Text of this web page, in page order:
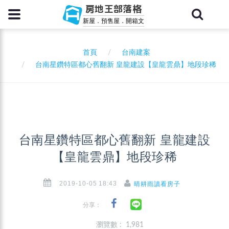
房地王部落格
新屋．預售屋．開箱文
首頁
台南建案
台南星鑽特區都心舊翻新 皇龍建設【皇龍雲鼎】地段珍稀
台南星鑽特區都心舊翻新 皇龍建設
【皇龍雲鼎】地段珍稀
2019-10-05 18:43 晴耕雨讀看房子
分享：
瀏覽數 : 1,981